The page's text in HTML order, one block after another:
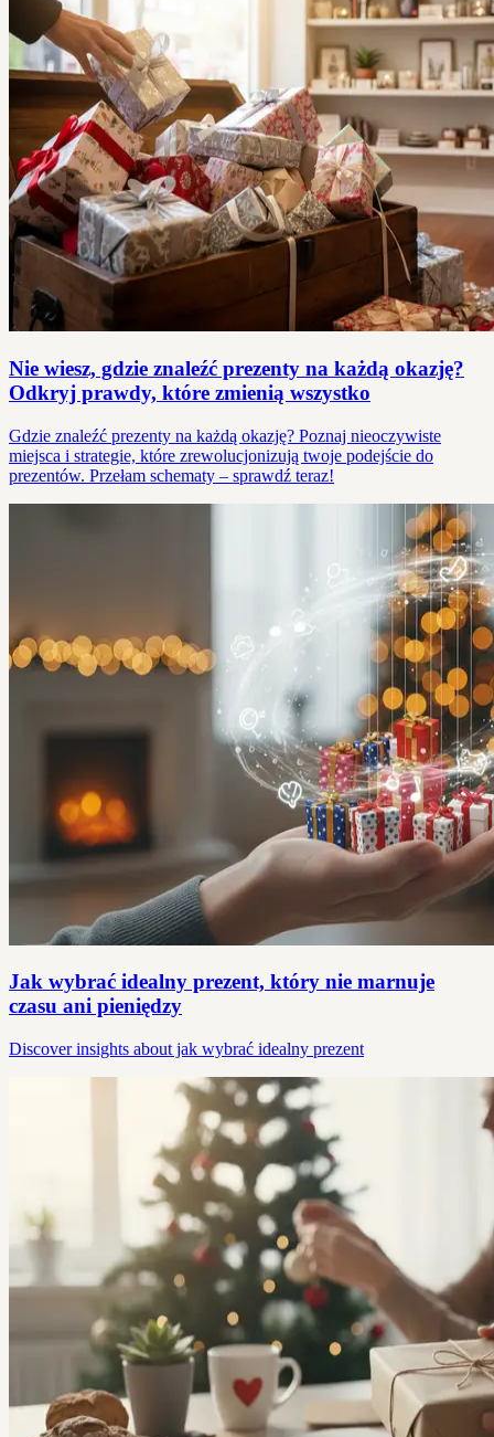
Nie wiesz, gdzie znaleźć prezenty na każdą okazję?
Odkryj prawdy, które zmienią wszystko
Gdzie znaleźć prezenty na każdą okazję? Poznaj nieoczywiste
miejsca i strategie, które zrewolucjonizują twoje podejście do
prezentów. Przełam schematy – sprawdź teraz!
Jak wybrać idealny prezent, który nie marnuje
czasu ani pieniędzy
Discover insights about jak wybrać idealny prezent